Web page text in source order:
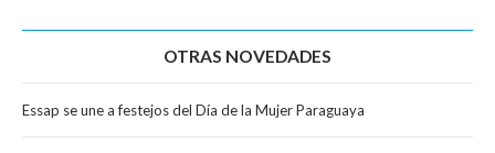
OTRAS NOVEDADES
Essap se une a festejos del Día de la Mujer Paraguaya